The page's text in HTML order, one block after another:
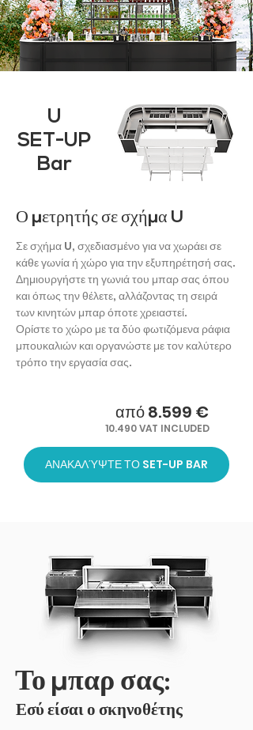
U
SET-UP
Bar
Ο μετρητής σε σχήμα U
Σε σχήμα U, σχεδιασμένο για να χωράει σε
κάθε γωνία ή χώρο για την εξυπηρέτησή σας.
Δημιουργήστε τη γωνιά του μπαρ σας όπου
και όπως την θέλετε, αλλάζοντας τη σειρά
των κινητών μπαρ όποτε χρειαστεί.
Ορίστε το χώρο με τα δύο φωτιζόμενα ράφια
μπουκαλιών και οργανώστε με τον καλύτερο
τρόπο την εργασία σας.
από 8.599 €
10.490 VAT INCLUDED
ΑΝΑΚΑΛΎΨΤΕ ΤΟ SET-UP BAR
Το μπαρ σας:
Εσύ είσαι ο σκηνοθέτης